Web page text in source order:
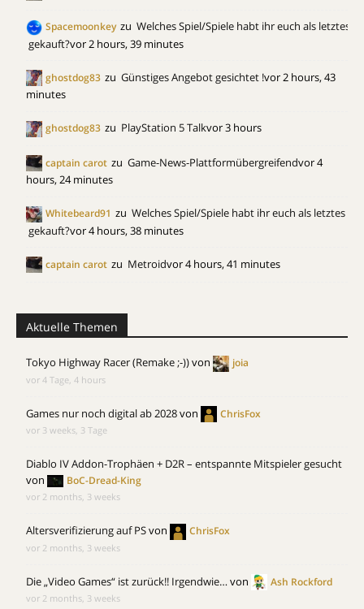
Spacemoonkey zu Welches Spiel/Spiele habt ihr euch als letztes
gekauft?vor 2 hours, 39 minutes
ghostdog83 zu Günstiges Angebot gesichtet !vor 2 hours, 43
minutes
ghostdog83 zu PlayStation 5 Talkvor 3 hours
captain carot zu Game-News-Plattformübergreifendvor 4
hours, 24 minutes
Whitebeard91 zu Welches Spiel/Spiele habt ihr euch als letztes
gekauft?vor 4 hours, 38 minutes
captain carot zu Metroidvor 4 hours, 41 minutes
Aktuelle Themen
Tokyo Highway Racer (Remake ;-))von joia
vor 4 Tage, 4 hours
Games nur noch digital ab 2028von ChrisFox
vor 3 weeks, 3 Tage
Diablo IV Addon-Trophäen + D2R – entspannte Mitspieler gesucht
von
BoC-Dread-King
vor 2 months, 3 weeks
Altersverifizierung auf PSvon ChrisFox
vor 2 months, 3 weeks
Die „Video Games“ ist zurück!! Irgendwie…von Ash Rockford
vor 2 months, 3 weeks